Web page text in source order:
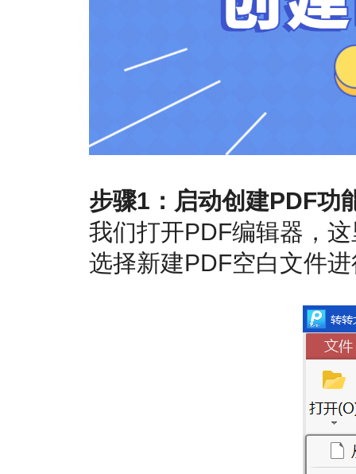
步骤1：启动创建PDF功
我们打开PDF编辑器，
选择新建PDF空白文件